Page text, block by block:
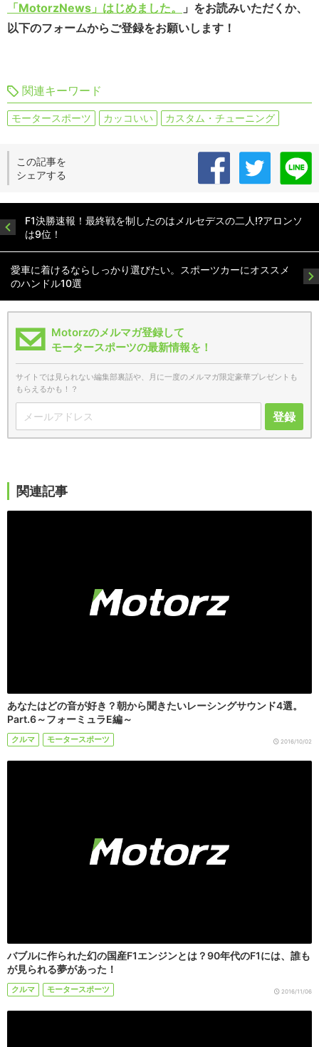
「MotorzNews」はじめました。
」をお読みいただくか、
以下のフォームからご登録をお願いします！
関連キーワード
モータースポーツ カッコいい カスタム・チューニング
この記事を
シェアする
F1決勝速報！最終戦を制したのはメルセデスの二人!?アロンソ
は9位！
愛車に着けるならしっかり選びたい。スポーツカーにオススメ
のハンドル10選
Motorzのメルマガ登録して
モータースポーツの最新情報を！
サイトでは見られない編集部裏話や、月に一度のメルマガ限定豪華プレゼントも
もらえるかも！？
登録
関連記事
あなたはどの音が好き？朝から聞きたいレーシングサウンド4選。
Part.6～フォーミュラE編～
クルマ モータースポーツ 2016/10/02
バブルに作られた幻の国産F1エンジンとは？90年代のF1には、誰も
が見られる夢があった！
クルマ モータースポーツ 2016/11/06